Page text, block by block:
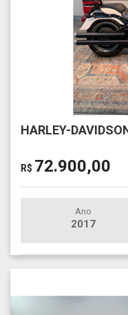
HARLEY-
R$ 72.900,00
Ano
2017